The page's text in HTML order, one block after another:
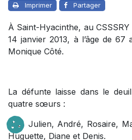
Imprimer Partager
À Saint-Hyacinthe, au
14 janvier 2013, à l’âge de 67
Monique Côté.
La défunte laisse dans le
quatre sœurs :
Rita, Julien, André, Rosaire,
Huguette, Diane et Denis.